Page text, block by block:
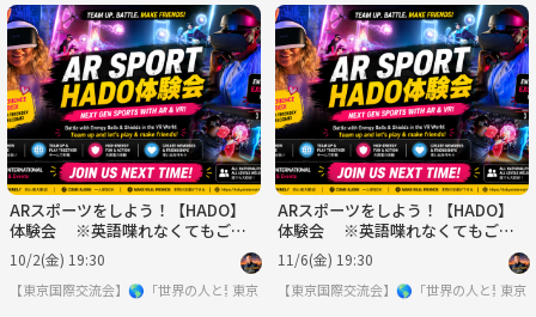
ARスポーツをしよう！【HADO】
体験会 ※英語喋れなくてもご参
加いただけます。
10/2(金) 19:30
【東京国際交流会】🌎「世界の人と繋りたい」違う世界見てみたい方は必見 ※英語喋
東京
ARスポーツをしよう！【HADO】
体験会 ※英語喋れなくてもご参
加いただけます。
11/6(金) 19:30
【東京国際交流会】🌎「世界の人と繋り
東京